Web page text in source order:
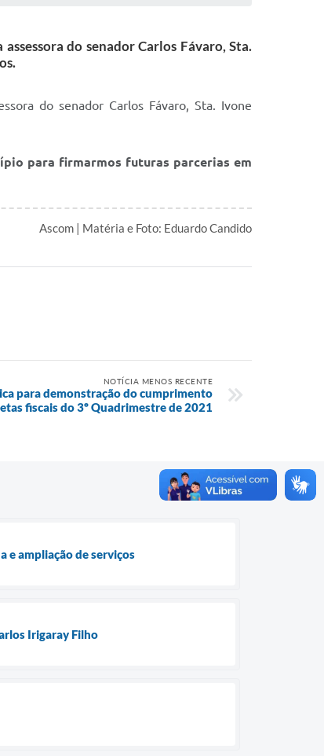
do senador Carlos Fávaro, Sta.
do senador Carlos Fávaro, Sta. Ivone
para firmarmos futuras parcerias em
Ascom | Matéria e Foto: Eduardo Candido
NOTÍCIA MENOS RECENTE
para demonstração do cumprimento
fiscais do 3º Quadrimestre de 2021
e ampliação de serviços
Irigaray Filho